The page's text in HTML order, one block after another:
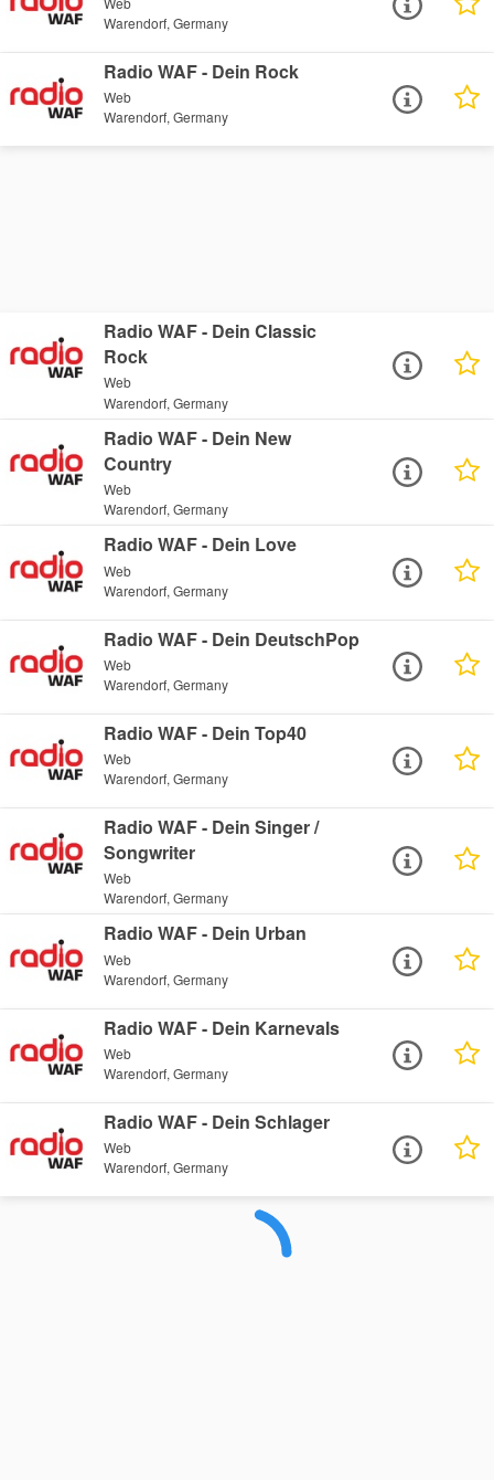
Warendorf, Germany
Radio WAF - Dein Rock
Web
Warendorf, Germany
Radio WAF - Dein Classic
Rock
Web
Warendorf, Germany
Radio WAF - Dein New
Country
Web
Warendorf, Germany
Radio WAF - Dein Love
Web
Warendorf, Germany
Radio WAF - Dein DeutschPop
Web
Warendorf, Germany
Radio WAF - Dein Top40
Web
Warendorf, Germany
Radio WAF - Dein Singer /
Songwriter
Web
Warendorf, Germany
Radio WAF - Dein Urban
Web
Warendorf, Germany
Radio WAF - Dein Karnevals
Web
Warendorf, Germany
Radio WAF - Dein Schlager
Web
Warendorf, Germany